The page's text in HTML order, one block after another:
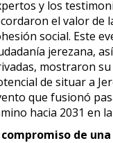
y los
el valor de
social. Este
jerezana,
mostraron
de situar a
que fusionó
hacia 2031 en
compromiso de